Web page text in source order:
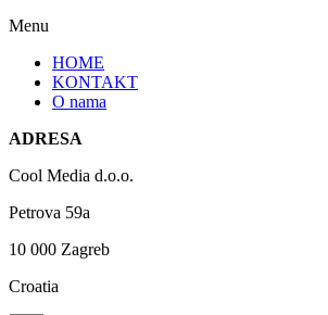
Menu
HOME
KONTAKT
O nama
ADRESA
Cool Media d.o.o.
Petrova 59a
10 000 Zagreb
Croatia